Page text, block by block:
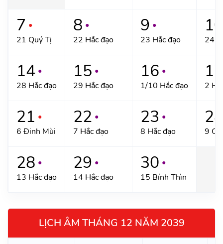
7 ●
21 Quý Tị
8 ●
22 Hắc đạo
9 ●
23 Hắc đạo
10
24
14 ●
28 Hắc đạo
15 ●
29 Hắc đạo
16 ●
1/10 Hắc đạo
17
2
21 ●
6 Đinh Mùi
22 ●
7 Hắc đạo
23 ●
8 Hắc đạo
24
9
28 ●
13 Hắc đạo
29 ●
14 Hắc đạo
30 ●
15 Bính Thìn
LỊCH ÂM THÁNG 12 NĂM 2039